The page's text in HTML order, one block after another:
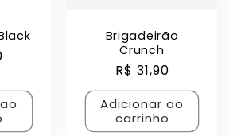
Brigadeirão
Crunch
Preço
normal
R$ 31,90
Adicionar ao
carrinho